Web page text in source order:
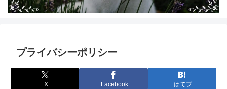
プライバシーポリシー
X Facebook はてブ